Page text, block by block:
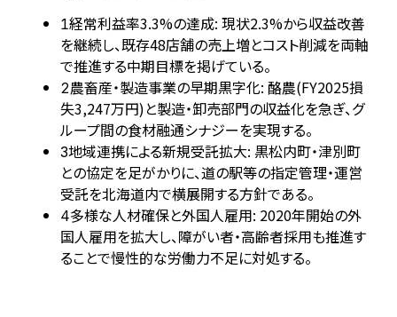
1経常利益率3.3%の達成: 現状2.3%から収益改善
を継続し、既存48店舗の売上増とコスト削減を両軸
で推進する中期目標を掲げている。
2農畜産・製造事業の早期黒字化: 酪農(FY2025損
失3,247万円)と製造・卸売部門の収益化を急ぎ、グ
ループ間の食材融通シナジーを実現する。
3地域連携による新規受託拡大: 黒松内町・津別町
との協定を足がかりに、道の駅等の指定管理・運営
受託を北海道内で横展開する方針である。
4多様な人材確保と外国人雇用: 2020年開始の外
国人雇用を拡大し、障がい者・高齢者採用も推進す
ることで慢性的な労働力不足に対処する。